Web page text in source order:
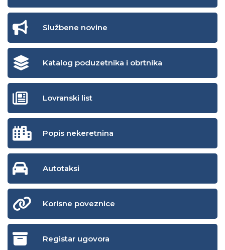
Službene novine
Katalog poduzetnika i obrtnika
Lovranski list
Popis nekeretnina
Autotaksi
Korisne poveznice
Registar ugovora